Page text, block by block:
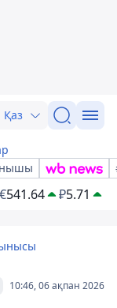
Қаз
€541.64 ₽5.71
10:46, 06 ақпан 2026